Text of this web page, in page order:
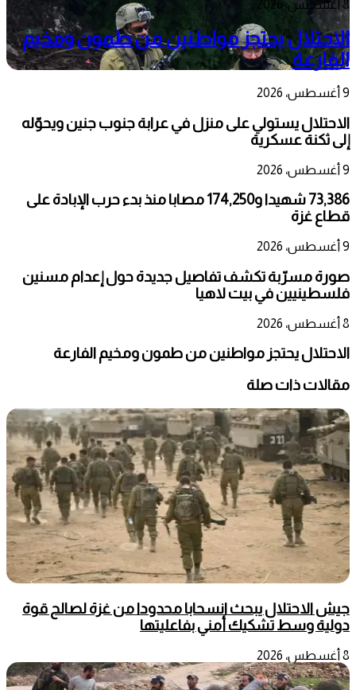
8 أغسطس، 2026
الاحتلال يحتجز مواطنين من طمون ومخيم
الفارعة
9 أغسطس، 2026
الاحتلال يستولي على منزل في عرابة جنوب جنين ويحوّله
إلى ثكنة عسكرية
9 أغسطس، 2026
73,386 شهيدا و174,250 مصابا منذ بدء حرب الإبادة على
قطاع غزة
9 أغسطس، 2026
صورة مسرّبة تكشف تفاصيل جديدة حول إعدام مسنين
فلسطينيين في بيت لاهيا
8 أغسطس، 2026
الاحتلال يحتجز مواطنين من طمون ومخيم الفارعة
مقالات ذات صلة
جيش الاحتلال يبحث انسحابا محدودا من غزة لصالح قوة
دولية وسط تشكيك أمني بفاعليتها
8 أغسطس، 2026